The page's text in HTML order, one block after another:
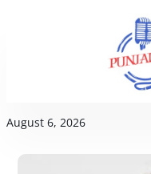
August 6, 2026